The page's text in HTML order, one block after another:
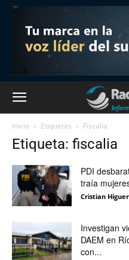
Inicio Etiquetas Fiscalia
Etiqueta: fiscalia
PDI
traía
Cristian
Investigan
DAEM en
con...